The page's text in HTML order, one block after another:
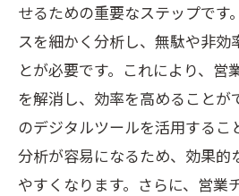
せるための重要なステップです
スを細かく分析し、無駄や非効
とが必要です。これにより、営
を解消し、効率を高めることが
のデジタルツールを活用するこ
分析が容易になるため、効果的
やすくなります。さらに、営業